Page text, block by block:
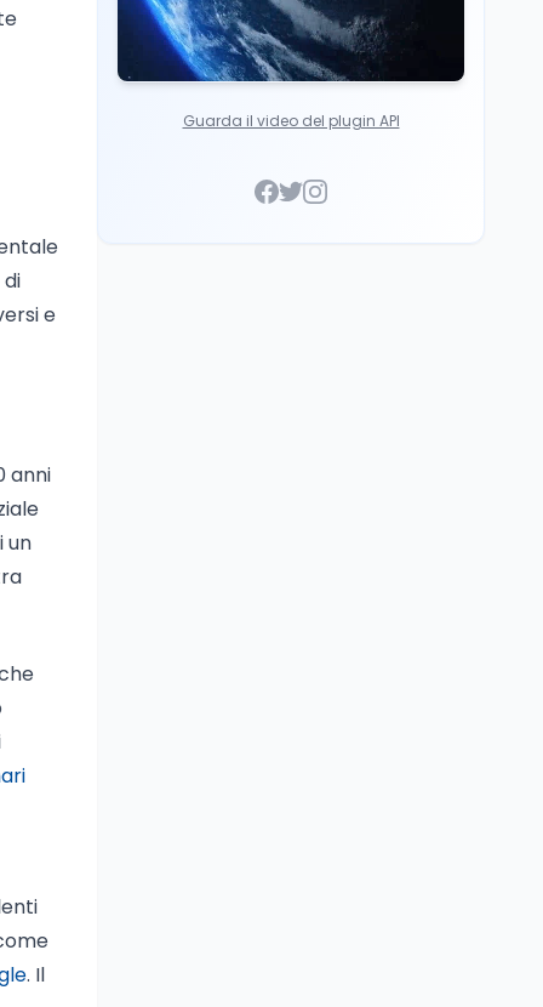
e
anni
un
. Il
Guarda il video del plugin API